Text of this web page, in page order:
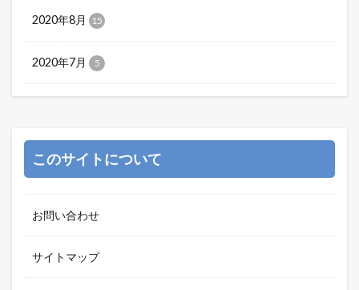
2020年8月 15
2020年7月 5
このサイトについて
お問い合わせ
サイトマップ